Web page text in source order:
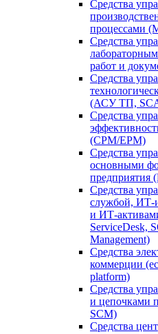
Средства
процессами
Средства
работ и
Средства
(АСУ ТП,
Средства
(CPM/EPM)
Средства
основными
предприятия
Средства
службой, ИТ-
и ИТ-
ServiceDesk,
Management)
Средства
коммерции
platform)
Средства
и цепочками
SCM)
Средства